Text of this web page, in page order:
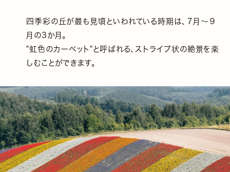
四季彩の丘が最も見頃といわれている時期は、７月～９
月の3か月。
"虹色のカーペット"と呼ばれる、ストライプ状の絶景を楽
しむことができます。